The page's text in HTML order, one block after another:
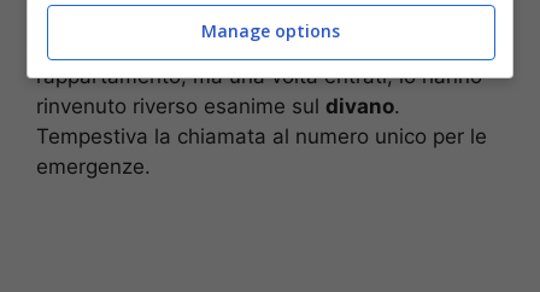
redazione di
, non riuscendo a contattare
l’uomo al telefono, si sono precipitati presso
l’appartamento, ma una volta entrati, lo hanno
rinvenuto riverso esanime sul divano.
Tempestiva la chiamata al numero unico per le
emergenze.
Manage options